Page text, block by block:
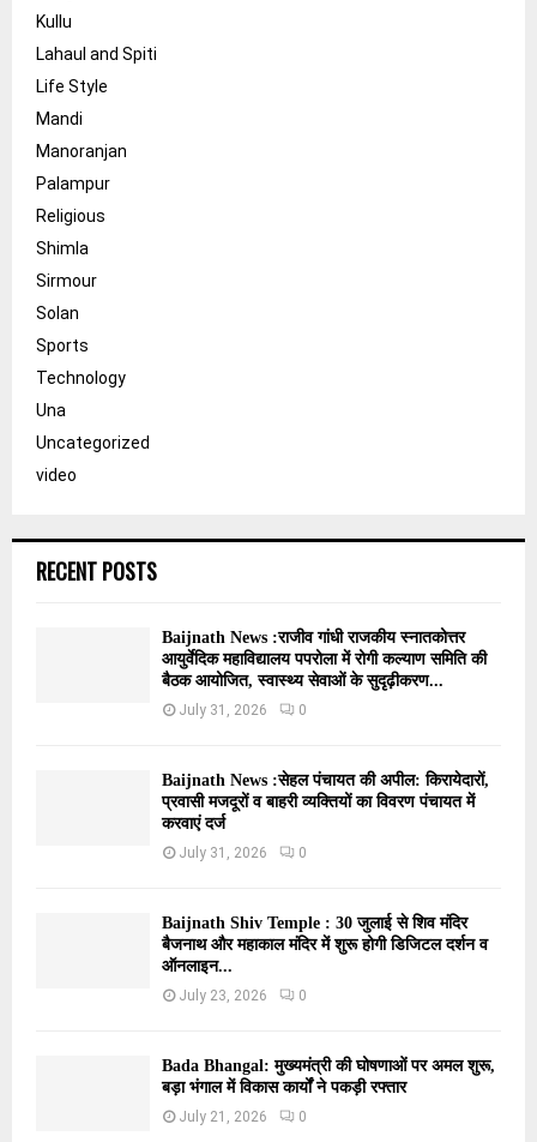
Kullu
Lahaul and Spiti
Life Style
Mandi
Manoranjan
Palampur
Religious
Shimla
Sirmour
Solan
Sports
Technology
Una
Uncategorized
video
RECENT POSTS
Baijnath News :राजीव गांधी राजकीय स्नातकोत्तर
आयुर्वेदिक महाविद्यालय पपरोला में रोगी कल्याण समिति की
बैठक आयोजित, स्वास्थ्य सेवाओं के सुदृढ़ीकरण...
July 31, 2026 0
Baijnath News :सेहल पंचायत की अपील: किरायेदारों,
प्रवासी मजदूरों व बाहरी व्यक्तियों का विवरण पंचायत में
करवाएं दर्ज
July 31, 2026 0
Baijnath Shiv Temple : 30 जुलाई से शिव मंदिर
बैजनाथ और महाकाल मंदिर में शुरू होगी डिजिटल दर्शन व
ऑनलाइन...
July 23, 2026 0
Bada Bhangal: मुख्यमंत्री की घोषणाओं पर अमल शुरू,
बड़ा भंगाल में विकास कार्यों ने पकड़ी रफ्तार
July 21, 2026 0